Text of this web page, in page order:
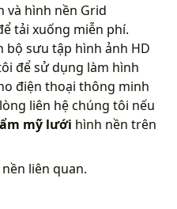
và hình nền Grid
tải xuống miễn phí.
bộ sưu tập hình ảnh HD
để sử dụng làm hình
điện thoại thông minh
liên hệ chúng tôi nếu
mỹ lưới hình nền trên
liên quan.